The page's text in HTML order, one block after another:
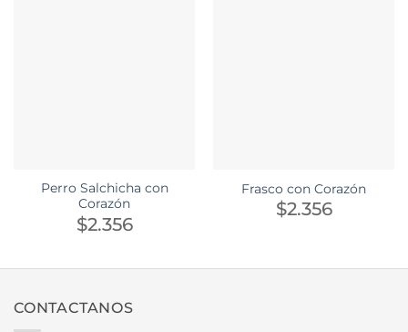
Perro Salchicha con
Corazón
$2.356
Frasco con Corazón
$2.356
CONTACTANOS